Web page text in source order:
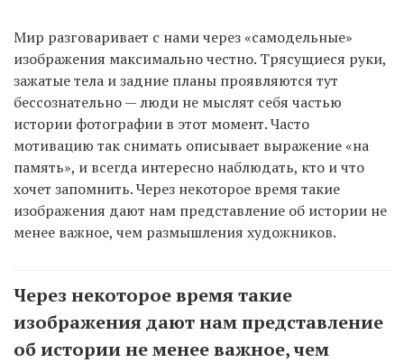
Мир разговаривает с нами через «самодельные»
изображения максимально честно. Трясущиеся руки,
зажатые тела и задние планы проявляются тут
бессознательно — люди не мыслят себя частью
истории фотографии в этот момент. Часто
мотивацию так снимать описывает выражение «на
память», и всегда интересно наблюдать, кто и что
хочет запомнить. Через некоторое время такие
изображения дают нам представление об истории не
менее важное, чем размышления художников.
Через некоторое время такие
изображения дают нам представление
об истории не менее важное, чем